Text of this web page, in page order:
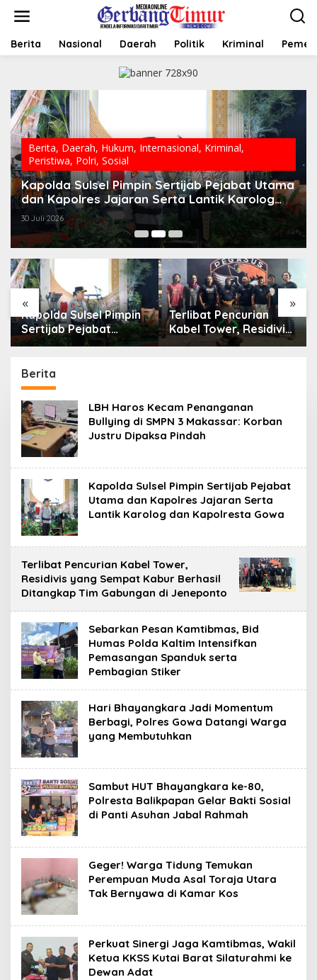
t
Berita Nasional Daerah Politik Kriminal
Berita, Daerah, Hukum, Internasional, Kriminal,
Peristiwa, Polri, Sosial
Kapolda Sulsel Pimpin Sertijab Pejabat Utama
dan Kapolres Jajaran Serta Lantik Karolog
dan Kapolresta Gowa
30 Juli 2026
« »
Kapolda Sulsel Pimpin
Sertijab Pejabat
Utama dan Kapolres
Karolog dan
Kapolresta Gowa
Terlibat Pencurian
Kabel Tower, Residivis
yang Sempat Kabur
Berita
LBH Haros Kecam Penanganan
Bullying di SMPN 3 Makassar: Korban
Justru Dipaksa Pindah
Kapolda Sulsel Pimpin Sertijab Pejabat
Utama dan Kapolres Jajaran Serta
Lantik Karolog dan Kapolresta Gowa
Terlibat Pencurian Kabel Tower,
Residivis yang Sempat Kabur Berhasil
Ditangkap Tim Gabungan di Jeneponto
Sebarkan Pesan Kamtibmas, Bid
Humas Polda Kaltim Intensifkan
Pemasangan Spanduk serta
Pembagian Stiker
Hari Bhayangkara Jadi Momentum
Berbagi, Polres Gowa Datangi Warga
yang Membutuhkan
Sambut HUT Bhayangkara ke-80,
Polresta Balikpapan Gelar Bakti Sosial
di Panti Asuhan Jabal Rahmah
Geger! Warga Tidung Temukan
Perempuan Muda Asal Toraja Utara
Tak Bernyawa di Kamar Kos
Perkuat Sinergi Jaga Kamtibmas, Wakil
Ketua KKSS Kutai Barat Silaturahmi ke
Dewan Adat